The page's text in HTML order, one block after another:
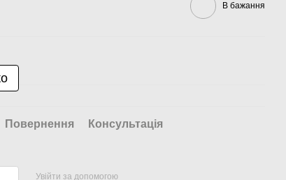
В бажання
Повернення
Консультація
Увійти за допомогою